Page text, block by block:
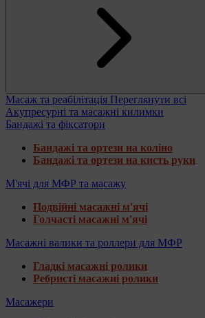
Масаж та реабілітація Переглянути всі
Акупресурні та масажні килимки
Бандажі та фіксатори
Бандажі та ортези на коліно
Бандажі та ортези на кисть руки
М'ячі для МФР та масажу
Подвійні масажні м'ячі
Голчасті масажні м'ячі
Масажні валики та роллери для МФР
Гладкі масажні ролики
Ребристі масажні ролики
Масажери